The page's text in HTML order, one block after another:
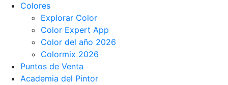
Colores
Explorar Color
Color Expert App
Color del año 2026
Colormix 2026
Puntos de Venta
Academia del Pintor